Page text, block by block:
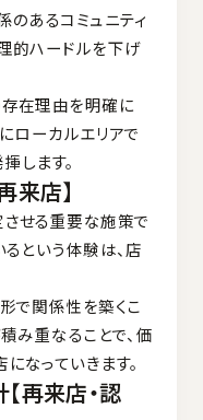
のあるコミュニティ
的ハードルを下げ
在理由を明確に
ローカルエリアで
します。
来店】
せる重要な施策で
という体験は、店
で関係性を築くこ
み重なることで、価
なっていきます。
再来店・認